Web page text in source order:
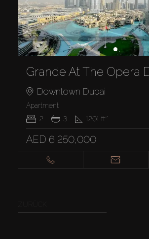
Grande At The Opera
Downtown Dubai
Apartment
2
3 1201 ft²
AED 6,250,000